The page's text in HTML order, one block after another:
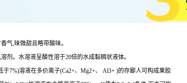
气,味微甜且略带酸味。
剂。水溶液呈酸性溶于20倍的水成黏稠状液体。
7%)溶液在多价离子(Ca2+、Mg2+、 Al3+ )的存鄙人可构成果胶